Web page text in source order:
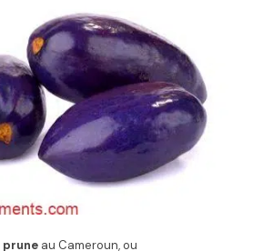
prune au Cameroun, ou